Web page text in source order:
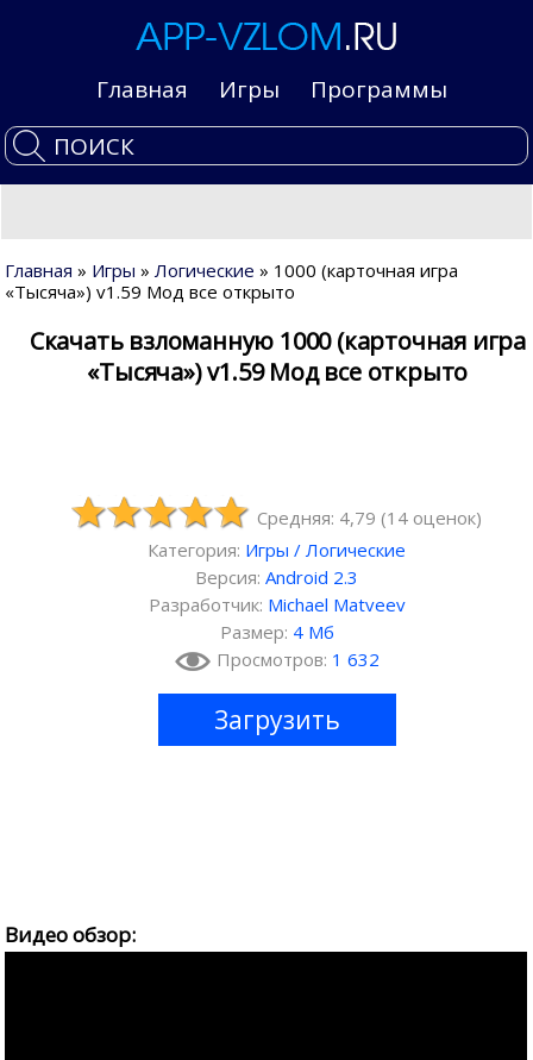
Главная Игры Программы
Главная » Игры »Логические » 1000 (карточная игра
«Тысяча») v1.59 Мод все открыто
Скачать взломанную 1000 (карточная игра
«Тысяча») v1.59 Мод все открыто
Средняя: 4,79 (14 оценок)
Категория: Игры /Логические
Версия:Android 2.3
Разработчик: Michael Matveev
Размер: 4 Мб
Просмотров: 1 632
Загрузить
Видео обзор: